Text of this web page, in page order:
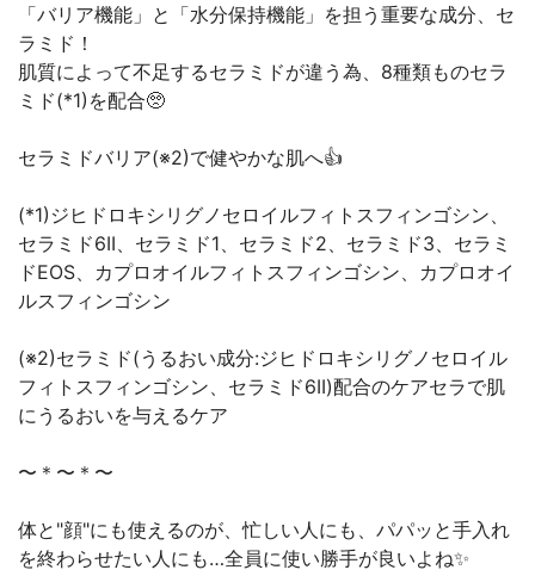
「バリア機能」と「水分保持機能」を担う重要な成分、セ
ラミド！
⁡肌質によって不足するセラミドが違う為、8種類ものセラ
ミド(*1)を配合🥺⁡
セラミドバリア(※2)で健やかな肌へ👍
(*1)ジヒドロキシリグノセロイルフィトスフィンゴシン、
セラミド6II、セラミド1、セラミド2、セラミド3、セラミ
ドEOS、カプロオイルフィトスフィンゴシン、カプロオイ
ルスフィンゴシン
(※2)セラミド(うるおい成分:ジヒドロキシリグノセロイル
フィトスフィンゴシン、セラミド6II)配合のケアセラで肌
にうるおいを与えるケア
〜＊〜＊〜⁡
⁡体と"顔"にも使えるのが、忙しい人にも、パパッと手入れ
を終わらせたい人にも…全員に使い勝手が良いよね✨